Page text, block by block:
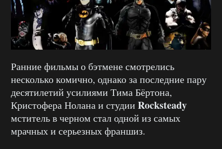
Ранние фильмы о бэтмене смотрелись
несколько комично, однако за последние пару
десятилетий усилиями Тима Бёртона,
Кристофера Нолана и студии Rocksteady
мститель в черном стал одной из самых
мрачных и серьезных франшиз.